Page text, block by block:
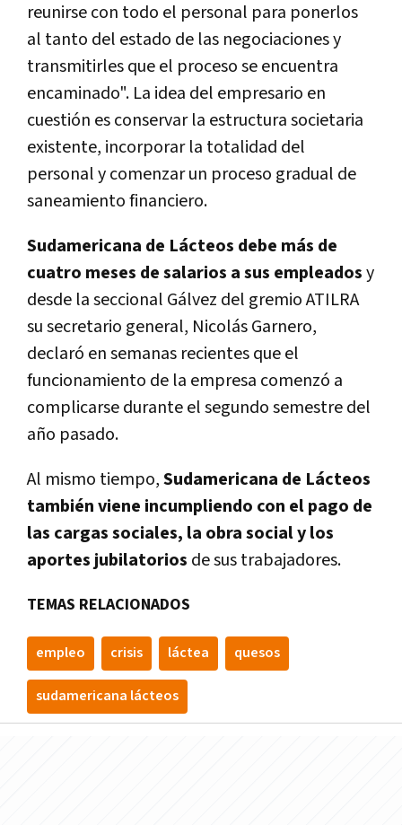
reunirse con todo el personal para ponerlos
al tanto del estado de las negociaciones y
transmitirles que el proceso se encuentra
encaminado". La idea del empresario en
cuestión es conservar la estructura societaria
existente, incorporar la totalidad del
personal y comenzar un proceso gradual de
saneamiento financiero.
Sudamericana de Lácteos debe más de
cuatro meses de salarios a sus empleadosy
desde la seccional Gálvez del gremio ATILRA
su secretario general, Nicolás Garnero,
declaró en semanas recientes que el
funcionamiento de la empresa comenzó a
complicarse durante el segundo semestre del
año pasado.
Al mismo tiempo,Sudamericana de Lácteos
también viene incumpliendo con el pago de
las cargas sociales, la obra social y los
aportes jubilatorios de sus trabajadores.
TEMAS RELACIONADOS
empleo crisis láctea quesos
sudamericana lácteos